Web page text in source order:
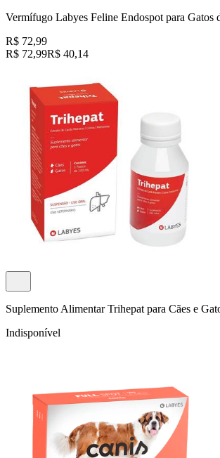
Vermífugo Labyes Feline Endospot para Gatos
R$ 72,99
R$ 72,99R$ 40,14
Suplemento Alimentar Trihepat para Cães e
Indisponível